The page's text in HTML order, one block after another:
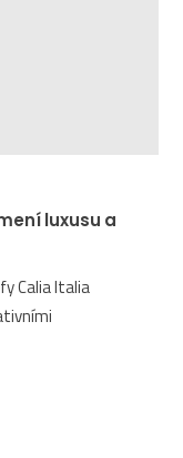
luxusu a
Calia Italia